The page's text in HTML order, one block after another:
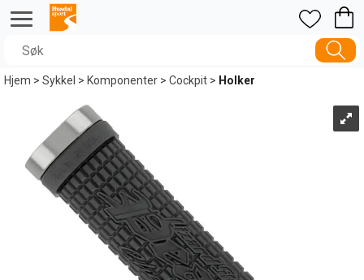
Hjem>Sykkel >Komponenter>Cockpit> Holker